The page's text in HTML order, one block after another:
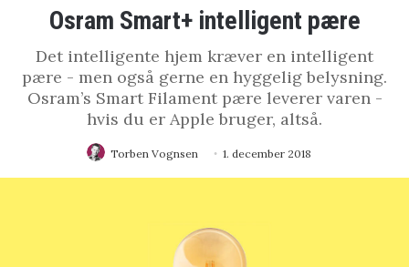
Osram Smart+ intelligent pære
Det intelligente hjem kræver en intelligent
pære - men også gerne en hyggelig belysning.
Osram’s Smart Filament pære leverer varen -
hvis du er Apple bruger, altså.
Torben Vognsen 1. december 2018